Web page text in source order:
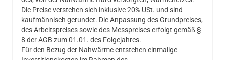
Die Preise verstehen sich inklusive 20% USt. und sind
kaufmännisch gerundet. Die Anpassung des Grundpreises,
des Arbeitspreises sowie des Messpreises erfolgt gemäß §
8 der AGB zum 01.01. des Folgejahres.
Für den Bezug der Nahwärme entstehen einmalige